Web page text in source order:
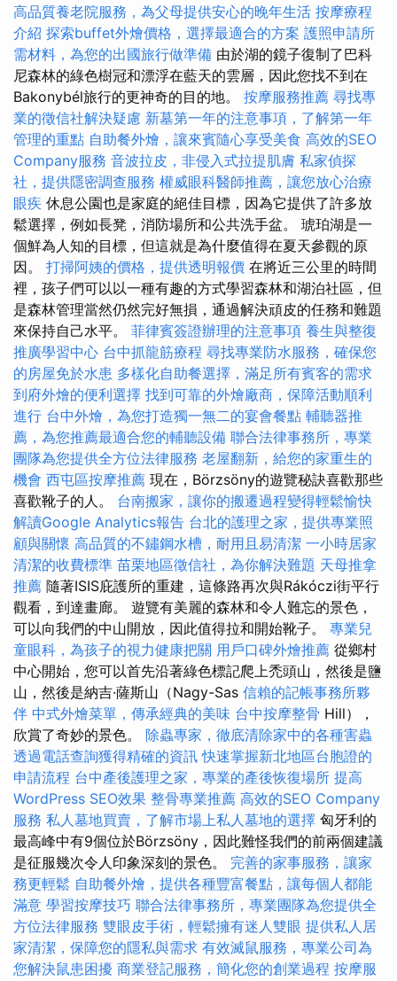
高品質養老院服務，為父母提供安心的晚年生活 按摩療程
介紹 探索buffet外燴價格，選擇最適合的方案 護照申請所
需材料，為您的出國旅行做準備 由於湖的鏡子復制了巴科
尼森林的綠色樹冠和漂浮在藍天的雲層，因此您找不到在
Bakonybél旅行的更神奇的目的地。 按摩服務推薦 尋找專
業的徵信社解決疑慮 新墓第一年的注意事項，了解第一年
管理的重點 自助餐外燴，讓來賓隨心享受美食 高效的SEO
Company服務 音波拉皮，非侵入式拉提肌膚 私家偵探
社，提供隱密調查服務 權威眼科醫師推薦，讓您放心治療
眼疾 休息公園也是家庭的絕佳目標，因為它提供了許多放
鬆選擇，例如長凳，消防場所和公共洗手盆。 琥珀湖是一
個鮮為人知的目標，但這就是為什麼值得在夏天參觀的原
因。 打掃阿姨的價格，提供透明報價 在將近三公里的時間
裡，孩子們可以以一種有趣的方式學習森林和湖泊社區，但
是森林管理當然仍然完好無損，通過解決頑皮的任務和難題
來保持自己水平。 菲律賓簽證辦理的注意事項 養生與整復
推廣學習中心 台中抓龍筋療程 尋找專業防水服務，確保您
的房屋免於水患 多樣化自助餐選擇，滿足所有賓客的需求
到府外燴的便利選擇 找到可靠的外燴廠商，保障活動順利
進行 台中外燴，為您打造獨一無二的宴會餐點 輔聽器推
薦，為您推薦最適合您的輔聽設備 聯合法律事務所，專業
團隊為您提供全方位法律服務 老屋翻新，給您的家重生的
機會 西屯區按摩推薦 現在，Börzsöny的遊覽秘訣喜歡那些
喜歡靴子的人。 台南搬家，讓你的搬遷過程變得輕鬆愉快
解讀Google Analytics報告 台北的護理之家，提供專業照
顧與關懷 高品質的不鏽鋼水槽，耐用且易清潔 一小時居家
清潔的收費標準 苗栗地區徵信社，為你解決難題 天母推拿
推薦 隨著ISIS庇護所的重建，這條路再次與Rákóczi街平行
觀看，到達畫廊。 遊覽有美麗的森林和令人難忘的景色，
可以向我們的中山開放，因此值得拉和開始靴子。 專業兒
童眼科，為孩子的視力健康把關 用戶口碑外燴推薦 從鄉村
中心開始，您可以首先沿著綠色標記爬上禿頭山，然後是鹽
山，然後是納吉·薩斯山（Nagy-Sas 信賴的記帳事務所夥
伴 中式外燴菜單，傳承經典的美味 台中按摩整骨 Hill），
欣賞了奇妙的景色。 除蟲專家，徹底清除家中的各種害蟲
透過電話查詢獲得精確的資訊 快速掌握新北地區台胞證的
申請流程 台中產後護理之家，專業的產後恢復場所 提高
WordPress SEO效果 整骨專業推薦 高效的SEO Company
服務 私人墓地買賣，了解市場上私人墓地的選擇 匈牙利的
最高峰中有9個位於Börzsöny，因此難怪我們的前兩個建議
是征服幾次令人印象深刻的景色。 完善的家事服務，讓家
務更輕鬆 自助餐外燴，提供各種豐富餐點，讓每個人都能
滿意 學習按摩技巧 聯合法律事務所，專業團隊為您提供全
方位法律服務 雙眼皮手術，輕鬆擁有迷人雙眼 提供私人居
家清潔，保障您的隱私與需求 有效滅鼠服務，專業公司為
您解決鼠患困擾 商業登記服務，簡化您的創業過程 按摩服